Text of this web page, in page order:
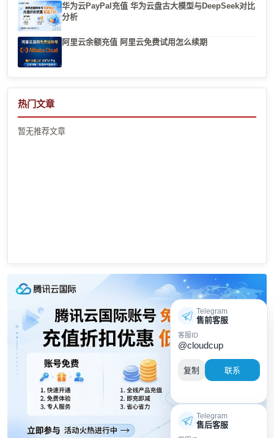
华为云PayPal充值 华为云盘古大模型与DeepSeek对比
分析
阿里云余额充值 阿里云免费试用怎么续期
热门文章
暂无推荐文章
Telegram
售前客服
客服ID
@cloudcup
复制 联系
Telegram
售后客服